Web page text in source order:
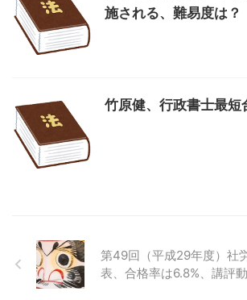
施される、難易度は？
竹原健、行政書士最短
第49回（平成29年度）社
表、合格率は6.8%、講評